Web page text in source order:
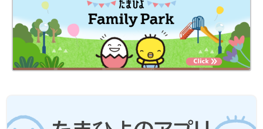
出典：Instagramアカウント「mii_wear」
も叶えてくれそう！パッとラクに羽織れる素敵なレインコートで